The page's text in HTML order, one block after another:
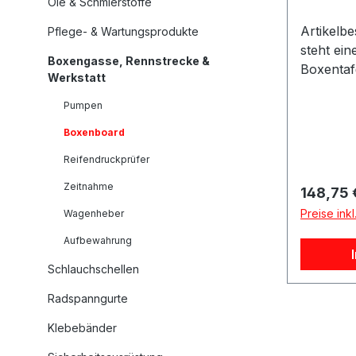
Pflege- & Wartungsprodukte
Boxengasse, Rennstrecke &
Werkstatt
Pumpen
Boxenboard
Reifendruckprüfer
Zeitnahme
Wagenheber
Aufbewahrung
Schlauchschellen
Radspanngurte
Klebebänder
steht
Pit
Karten:
148,75
Preise